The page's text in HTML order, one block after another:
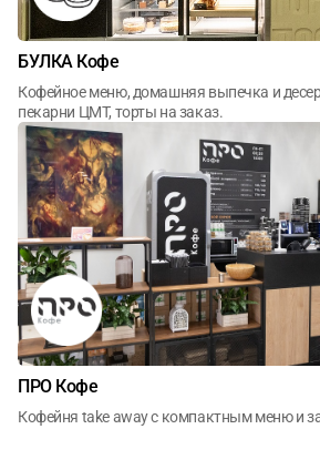
БУЛКА Кофе
Кофейное меню, домашняя выпечка и
пекарни ЦМТ, торты на заказ.
ПРО Кофе
Кофейня take away c компактным меню и